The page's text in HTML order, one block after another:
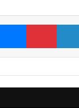
لينكدإن بينتيريست